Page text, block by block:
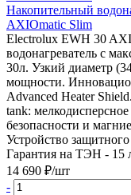
Накопительный
AXIOmatic Slim
Electrolux EWH 30
водонагреватель с
30л. Узкий диаметр
мощности.
Advanced Heater
tank:
безопасности и
Устройство
Гарантия на ТЭН - 15
14 690 ₽/шт
-